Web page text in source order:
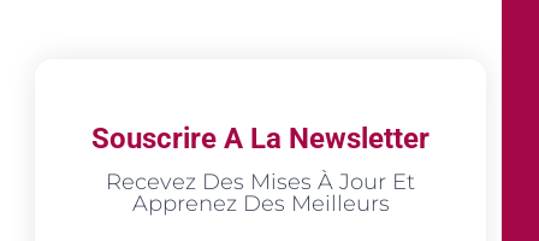
Souscrire A La Newsletter
Recevez Des Mises À Jour Et
Apprenez Des Meilleurs